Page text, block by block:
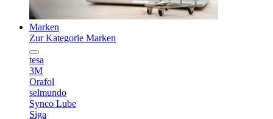
Marken
Zur Kategorie Marken
tesa
3M
Orafol
selmundo
Synco Lube
Siga